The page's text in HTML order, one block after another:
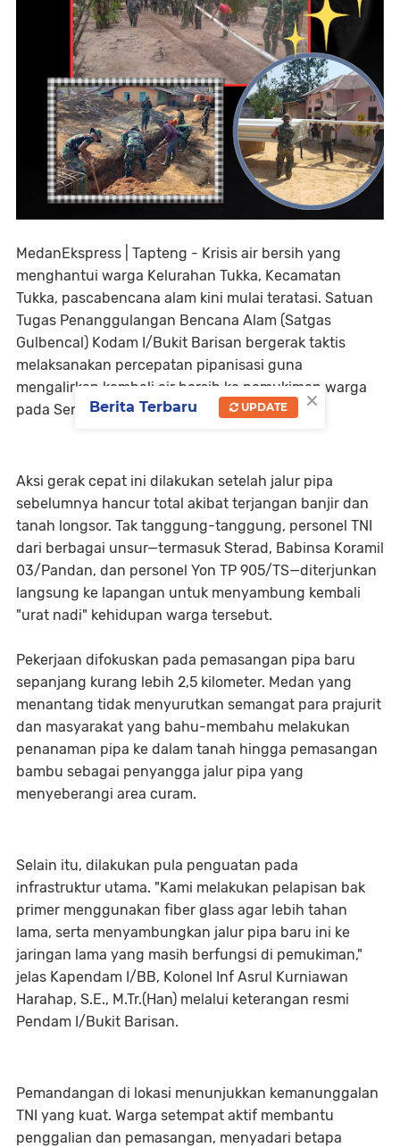
MedanEkspress | Tapteng - Krisis air bersih yang
menghantui warga Kelurahan Tukka, Kecamatan
Tukka, pascabencana alam kini mulai teratasi. Satuan
Tugas Penanggulangan Bencana Alam (Satgas
Gulbencal) Kodam I/Bukit Barisan bergerak taktis
melaksanakan percepatan pipanisasi guna
mengalirkan kembali air bersih ke pemukiman warga
pada Senin (02/02/2026).
Aksi gerak cepat ini dilakukan setelah jalur pipa
sebelumnya hancur total akibat terjangan banjir dan
tanah longsor. Tak tanggung-tanggung, personel TNI
dari berbagai unsur—termasuk Sterad, Babinsa Koramil
03/Pandan, dan personel Yon TP 905/TS—diterjunkan
langsung ke lapangan untuk menyambung kembali
"urat nadi" kehidupan warga tersebut.
Pekerjaan difokuskan pada pemasangan pipa baru
sepanjang kurang lebih 2,5 kilometer. Medan yang
menantang tidak menyurutkan semangat para prajurit
dan masyarakat yang bahu-membahu melakukan
penanaman pipa ke dalam tanah hingga pemasangan
bambu sebagai penyangga jalur pipa yang
menyeberangi area curam.
Selain itu, dilakukan pula penguatan pada
infrastruktur utama. "Kami melakukan pelapisan bak
primer menggunakan fiber glass agar lebih tahan
lama, serta menyambungkan jalur pipa baru ini ke
jaringan lama yang masih berfungsi di pemukiman,"
jelas Kapendam I/BB, Kolonel Inf Asrul Kurniawan
Harahap, S.E., M.Tr.(Han) melalui keterangan resmi
Pendam I/Bukit Barisan.
Pemandangan di lokasi menunjukkan kemanunggalan
TNI yang kuat. Warga setempat aktif membantu
penggalian dan pemasangan, menyadari betapa
×
Berita Terbaru UPDATE